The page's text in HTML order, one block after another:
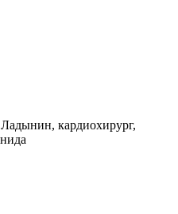
кардиохирург,